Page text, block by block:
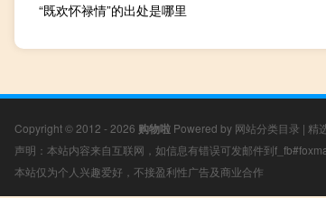
“既欢怀禄情”的出处是哪里
Copyright © 2012 - 2026 购物啦 Powered by 网站分类目录 | 精
声明：本站内容来自互联网，如信息有错误可发邮件到
本站仅为个人兴趣爱好，不接盈利性广告及商业合作